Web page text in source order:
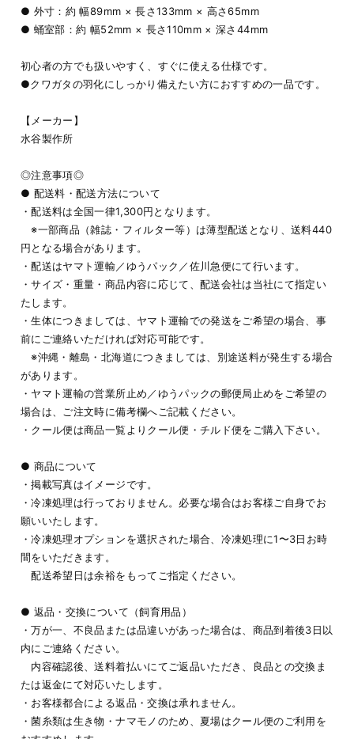
● 外寸：約 幅89mm × 長さ133mm × 高さ65mm
● 蛹室部：約 幅52mm × 長さ110mm × 深さ44mm
初心者の方でも扱いやすく、すぐに使える仕様です。
●クワガタの羽化にしっかり備えたい方におすすめの一品です。
【メーカー】
水谷製作所
◎注意事項◎
● 配送料・配送方法について
・配送料は全国一律1,300円となります。
※一部商品（雑誌・フィルター等）は薄型配送となり、送料440
円となる場合があります。
・配送はヤマト運輸／ゆうパック／佐川急便にて行います。
・サイズ・重量・商品内容に応じて、配送会社は当社にて指定い
たします。
・生体につきましては、ヤマト運輸での発送をご希望の場合、事
前にご連絡いただければ対応可能です。
※沖縄・離島・北海道につきましては、別途送料が発生する場合
があります。
・ヤマト運輸の営業所止め／ゆうパックの郵便局止めをご希望の
場合は、ご注文時に備考欄へご記載ください。
・クール便は商品一覧よりクール便・チルド便をご購入下さい。
● 商品について
・掲載写真はイメージです。
・冷凍処理は行っておりません。必要な場合はお客様ご自身でお
願いいたします。
・冷凍処理オプションを選択された場合、冷凍処理に1〜3日お時
間をいただきます。
配送希望日は余裕をもってご指定ください。
● 返品・交換について（飼育用品）
・万が一、不良品または品違いがあった場合は、商品到着後3日以
内にご連絡ください。
内容確認後、送料着払いにてご返品いただき、良品との交換ま
たは返金にて対応いたします。
・お客様都合による返品・交換は承れません。
・菌糸類は生き物・ナマモノのため、夏場はクール便のご利用を